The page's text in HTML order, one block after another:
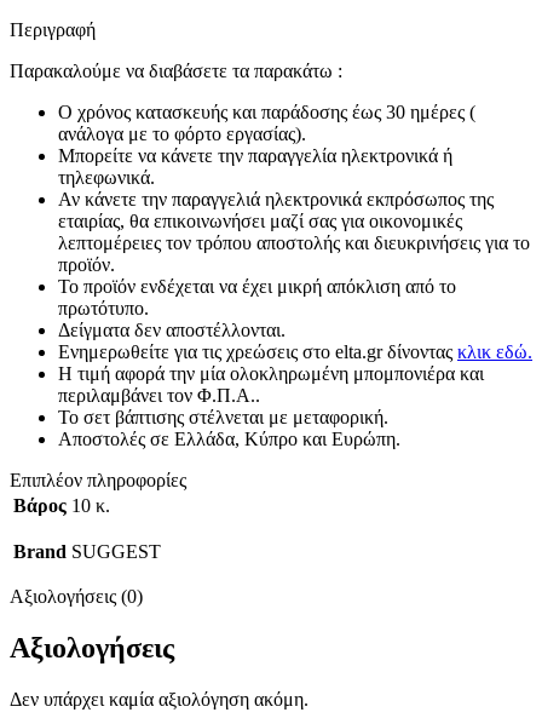
Περιγραφή
Παρακαλούμε να διαβάσετε τα παρακάτω :
Ο χρόνος κατασκευής και παράδοσης έως 30 ημέρες (
ανάλογα με το φόρτο εργασίας).
Μπορείτε να κάνετε την παραγγελία ηλεκτρονικά ή
τηλεφωνικά.
Αν κάνετε την παραγγελιά ηλεκτρονικά εκπρόσωπος της
εταιρίας, θα επικοινωνήσει μαζί σας για οικονομικές
λεπτομέρειες τον τρόπου αποστολής και διευκρινήσεις για το
προϊόν.
Το προϊόν ενδέχεται να έχει μικρή απόκλιση από το
πρωτότυπο.
Δείγματα δεν αποστέλλονται.
Ενημερωθείτε για τις χρεώσεις στο elta.gr δίνοντας κλικ εδώ.
Η τιμή αφορά την μία ολοκληρωμένη μπομπονιέρα και
περιλαμβάνει τον Φ.Π.Α..
Το σετ βάπτισης στέλνεται με μεταφορική.
Αποστολές σε Ελλάδα, Κύπρο και Ευρώπη.
Επιπλέον πληροφορίες
Βάρος 10 κ.
Brand SUGGEST
Αξιολογήσεις (0)
Αξιολογήσεις
Δεν υπάρχει καμία αξιολόγηση ακόμη.